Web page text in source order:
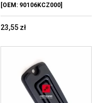
[OEM: 90106KCZ000]
23,55 zł